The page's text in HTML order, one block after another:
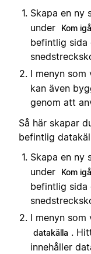
Skapa en ny
under Kom
befintlig sida
I menyn som
kan även
genom att
Så här skapar
befintlig
Skapa en ny
under Kom
befintlig sida
I menyn som
datakälla .
innehåller